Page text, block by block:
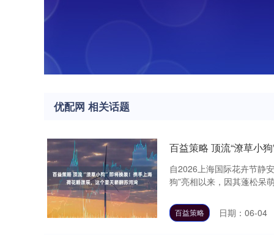
优配网 相关话题
百益策略 顶流“潦草小
自2026上海国际花卉节静
狗”亮相以来，因其蓬松呆
百益策略 日期：06-04